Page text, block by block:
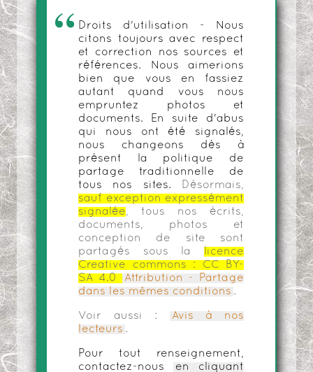
Droits d'utilisation - Nous
citons toujours avec respect
et correction nos sources et
références. Nous aimerions
bien que vous en fassiez
autant quand vous nous
empruntez photos et
documents. En suite d'abus
qui nous ont été signalés,
nous changeons dès à
présent la politique de
partage traditionnelle de
tous nos sites.
Désormais,
sauf exception expressément
signalée, tous nos écrits,
documents, photos et
conception de site sont
partagés sous la
licence
Creative commons :
CC BY-
SA 4.0
Attribution - Partage
dans les mêmes conditions .
Voir aussi :
Avis à nos
lecteurs .
Pour tout renseignement,
contactez-nous
en cliquant